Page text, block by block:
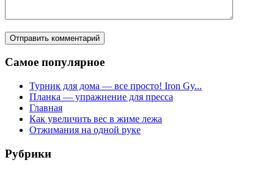
Самое популярное
Турник для дома — все просто! Iron Gy...
Планка — упражнение для пресса
Главная
Как увеличить вес в жиме лежа
Отжимания на одной руке
Рубрики